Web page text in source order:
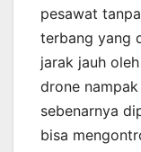
pesawat
terbang yang
jarak jauh
drone
sebenarnya
bisa